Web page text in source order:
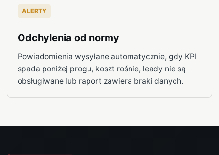
ALERTY
Odchylenia od normy
Powiadomienia wysyłane automatycznie, gdy KPI
spada poniżej progu, koszt rośnie, leady nie są
obsługiwane lub raport zawiera braki danych.